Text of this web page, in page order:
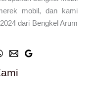
mobil, dan kami
dari Bengkel Arum